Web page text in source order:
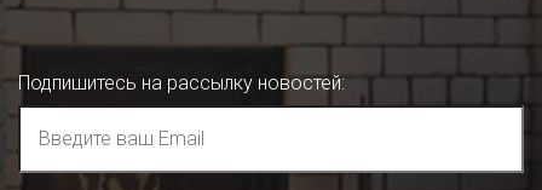
Подпишитесь на рассылку новостей: